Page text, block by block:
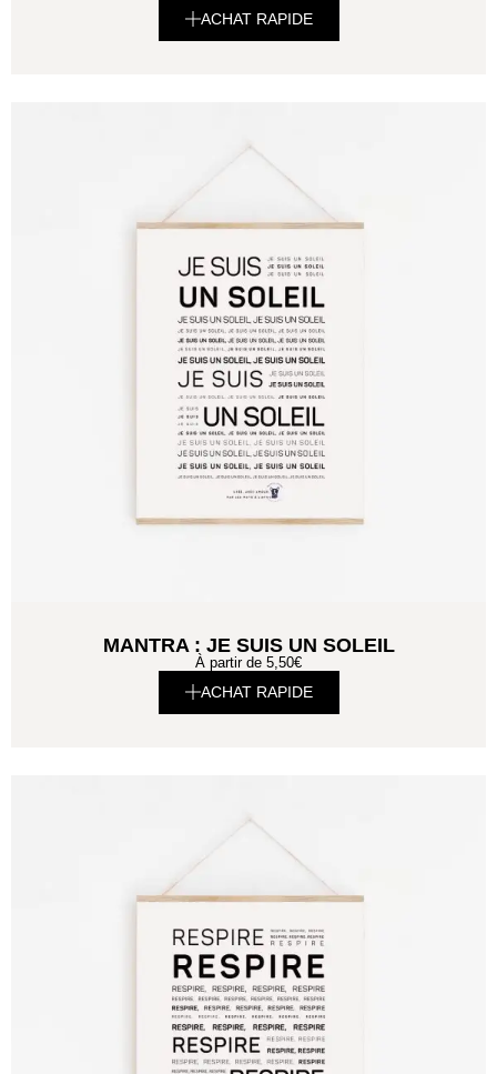
ACHAT RAPIDE
MANTRA : JE SUIS UN SOLEIL
À partir de 5,50€
ACHAT RAPIDE